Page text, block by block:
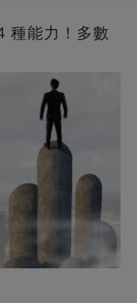
種能力！多數